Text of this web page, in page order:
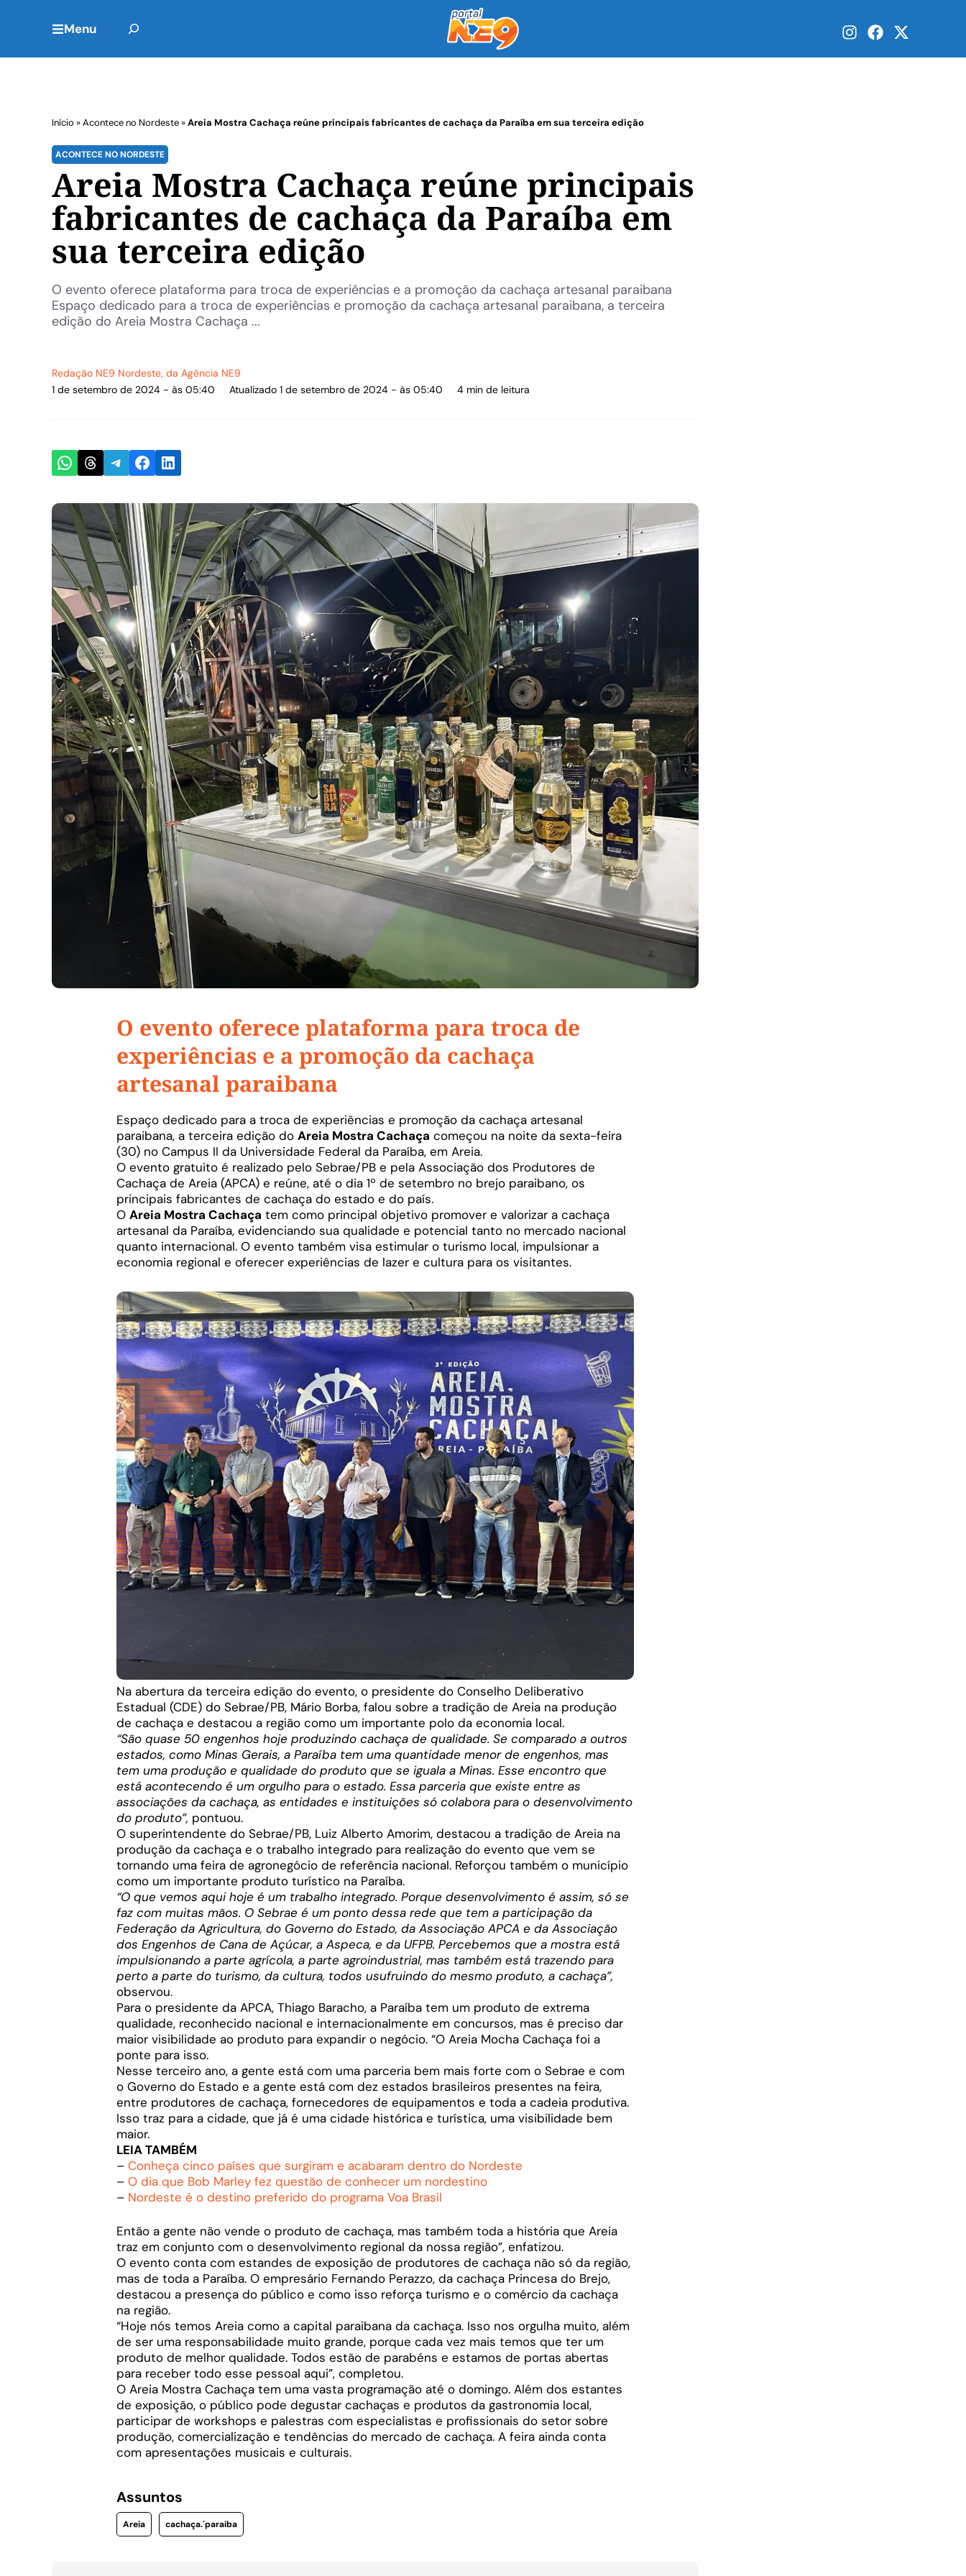
Menu
Início »Acontece no Nordeste»Areia Mostra Cachaça reúne principais fabricantes de cachaça da Paraíba em sua terceira edição
ACONTECE NO NORDESTE
Areia Mostra Cachaça reúne principais
fabricantes de cachaça da Paraíba em
sua terceira edição
O evento oferece plataforma para troca de experiências e a promoção da cachaça artesanal paraibana
Espaço dedicado para a troca de experiências e promoção da cachaça artesanal paraibana, a terceira
edição do Areia Mostra Cachaça ...
Redação NE9 Nordeste, da Agência NE9
1 de setembro de 2024 - às 05:40
Atualizado 1 de setembro de 2024 - às 05:40 4 min de leitura
Share on WhatsApp
Share on Threads
Share on Telegram
Share on Facebook
Share on LinkedIn
O evento oferece plataforma para troca de
experiências e a promoção da cachaça
artesanal paraibana
Espaço dedicado para a troca de experiências e promoção da cachaça artesanal
paraibana, a terceira edição do Areia Mostra Cachaça começou na noite da sexta-feira
(30) no Campus II da Universidade Federal da Paraíba, em Areia.
O evento gratuito é realizado pelo Sebrae/PB e pela Associação dos Produtores de
Cachaça de Areia (APCA) e reúne, até o dia 1º de setembro no brejo paraibano, os
principais fabricantes de cachaça do estado e do país.
O Areia Mostra Cachaça tem como principal objetivo promover e valorizar a cachaça
artesanal da Paraíba, evidenciando sua qualidade e potencial tanto no mercado nacional
quanto internacional. O evento também visa estimular o turismo local, impulsionar a
economia regional e oferecer experiências de lazer e cultura para os visitantes.
Na abertura da terceira edição do evento, o presidente do Conselho Deliberativo
Estadual (CDE) do Sebrae/PB, Mário Borba, falou sobre a tradição de Areia na produção
de cachaça e destacou a região como um importante polo da economia local.
“São quase 50 engenhos hoje produzindo cachaça de qualidade. Se comparado a outros
estados, como Minas Gerais, a Paraíba tem uma quantidade menor de engenhos, mas
tem uma produção e qualidade do produto que se iguala a Minas. Esse encontro que
está acontecendo é um orgulho para o estado. Essa parceria que existe entre as
associações da cachaça, as entidades e instituições só colabora para o desenvolvimento
do produto”, pontuou.
O superintendente do Sebrae/PB, Luiz Alberto Amorim, destacou a tradição de Areia na
produção da cachaça e o trabalho integrado para realização do evento que vem se
tornando uma feira de agronegócio de referência nacional. Reforçou também o município
como um importante produto turístico na Paraíba.
“O que vemos aqui hoje é um trabalho integrado. Porque desenvolvimento é assim, só se
faz com muitas mãos. O Sebrae é um ponto dessa rede que tem a participação da
Federação da Agricultura, do Governo do Estado, da Associação APCA e da Associação
dos Engenhos de Cana de Açúcar, a Aspeca, e da UFPB. Percebemos que a mostra está
impulsionando a parte agrícola, a parte agroindustrial, mas também está trazendo para
perto a parte do turismo, da cultura, todos usufruindo do mesmo produto, a cachaça”,
observou.
Para o presidente da APCA, Thiago Baracho, a Paraíba tem um produto de extrema
qualidade, reconhecido nacional e internacionalmente em concursos, mas é preciso dar
maior visibilidade ao produto para expandir o negócio. “O Areia Mocha Cachaça foi a
ponte para isso.
Nesse terceiro ano, a gente está com uma parceria bem mais forte com o Sebrae e com
o Governo do Estado e a gente está com dez estados brasileiros presentes na feira,
entre produtores de cachaça, fornecedores de equipamentos e toda a cadeia produtiva.
Isso traz para a cidade, que já é uma cidade histórica e turística, uma visibilidade bem
maior.
LEIA TAMBÉM
– Conheça cinco países que surgiram e acabaram dentro do Nordeste
– O dia que Bob Marley fez questão de conhecer um nordestino
– Nordeste é o destino preferido do programa Voa Brasil
Então a gente não vende o produto de cachaça, mas também toda a história que Areia
traz em conjunto com o desenvolvimento regional da nossa região”, enfatizou.
O evento conta com estandes de exposição de produtores de cachaça não só da região,
mas de toda a Paraíba. O empresário Fernando Perazzo, da cachaça Princesa do Brejo,
destacou a presença do público e como isso reforça turismo e o comércio da cachaça
na região.
“Hoje nós temos Areia como a capital paraibana da cachaça. Isso nos orgulha muito, além
de ser uma responsabilidade muito grande, porque cada vez mais temos que ter um
produto de melhor qualidade. Todos estão de parabéns e estamos de portas abertas
para receber todo esse pessoal aqui”, completou.
O Areia Mostra Cachaça tem uma vasta programação até o domingo. Além dos estantes
de exposição, o público pode degustar cachaças e produtos da gastronomia local,
participar de workshops e palestras com especialistas e profissionais do setor sobre
produção, comercialização e tendências do mercado de cachaça. A feira ainda conta
com apresentações musicais e culturais.
Assuntos
Areia cachaça.´paraiba